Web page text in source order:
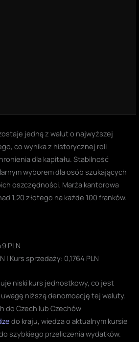
jedną z walut o najwyższej
co wynika z historycznej roli
dla kapitału. Stabilność
wyborem dla osób szukających
oszczędności. Marża kantorowa
1,20 złotego na każde 100 franków.
PLN
| Kurs sprzedaży: 0,1764 PLN
niski kurs jednostkowy, co jest
niższą denomoację tej waluty.
do Czech lub Czechów
do kraju, wiedza o aktualnym kursie
szybkiego przeliczenia wydatków.